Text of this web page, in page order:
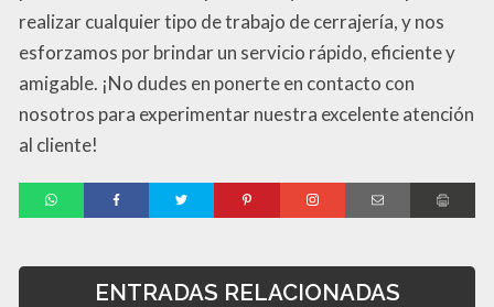
realizar cualquier tipo de trabajo de cerrajería, y nos
esforzamos por brindar un servicio rápido, eficiente y
amigable. ¡No dudes en ponerte en contacto con
nosotros para experimentar nuestra excelente atención
al cliente!
ENTRADAS RELACIONADAS